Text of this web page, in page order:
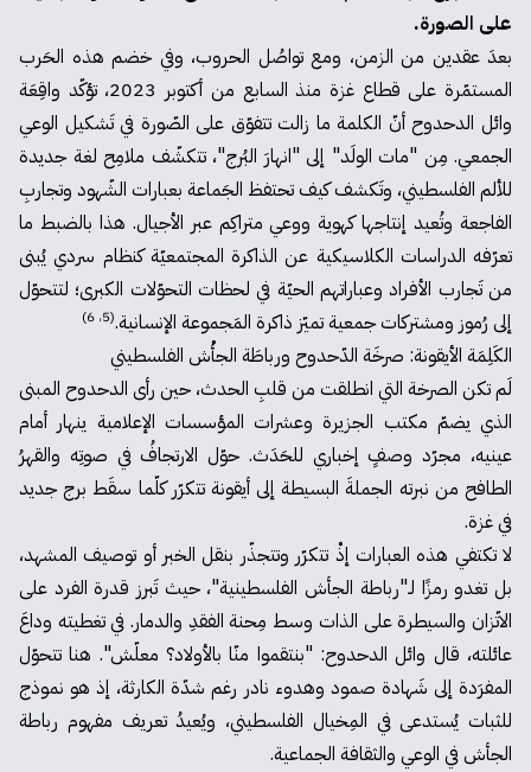
على الصورة.
بعدَ عقدين من الزمن، ومع تواصُل الحروب، وفي خضم هذه الحَرب
المستمّرة على قطاع غزة منذ السابع من أكتوبر 2023، تؤكّد واقِعَة
وائل الدحدوح أنّ الكلمة ما زالت تتفوّق على الصّورة في تَشكيل الوعي
الجمعي. مِن "مات الولَد" إلى "انهارَ البُرج"، تتكشّف ملامِح لغة جديدة
للألم الفلسطيني، وتَكشف كيف تحتفظ الجَماعة بعبارات الشّهود وتجاربِ
الفاجعة وتُعيد إنتاجها كهوية ووعي متراكِم عبر الأجيال. هذا بالضبط ما
تعرّفه الدراسات الكلاسيكية عن الذاكرة المجتمعيّة كنظام سردي يُبنى
من تَجارب الأفراد وعباراتهم الحيّة في لحظات التحوّلات الكبرى؛ لتتحوّل
إلى رُموز ومشتركات جمعية تميّز ذاكرة المَجموعة الإنسانية.(5، 6)
الكَلِمَة الأيقونة: صرخَة الدّحدوح ورباطَة الجأْش الفلسطيني
لَم تكن الصرخة التي انطلقت من قلبِ الحدث، حين رأى الدحدوح المبنى
الذي يضمّ مكتب الجزيرة وعشرات المؤسسات الإعلامية ينهار أمام
عينيه، مجرّد وصفٍ إخباري للحَدَث. حوّل الارتجافُ في صوتِه والقهرُ
الطافح من نبرته الجملةَ البسيطة إلى أيقونة تتكرّر كلّما سقَط برج جديد
في غزة.
لا تكتفي هذه العبارات إذْ تتكرّر وتتجذّر بنقل الخبر أو توصيف المشهد،
بل تغدو رمزًا لـ"رباطة الجأش الفلسطينية"، حيث تَبرز قدرة الفرد على
الاتّزان والسيطرة على الذات وسط مِحنة الفقدِ والدمار. في تغطيته وداعَ
عائلته، قال وائل الدحدوح: "بنتقموا منّا بالأولاد؟ معلّش". هنا تتحوّل
المفرَدة إلى شَهادة صمود وهدوء نادر رغم شدّة الكارثة، إذ هو نموذج
للثبات يُستدعى في المِخيال الفلسطيني، ويُعيدُ تعريف مفهوم رباطة
الجأش في الوعي والثقافة الجماعية.